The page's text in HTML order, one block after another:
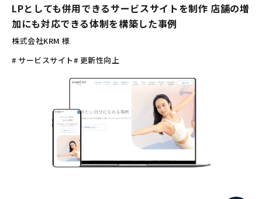
LPとしても併用できるサービスサイトを制作 店舗の増
加にも対応できる体制を構築した事例
株式会社KRM 様
# サービスサイト# 更新性向上